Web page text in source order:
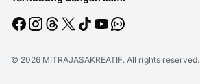
© 2026 MITRAJASAKREATIF. All rights reserved.